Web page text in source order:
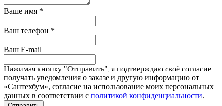
Ваше имя *
Ваш телефон *
Ваш E-mail
Нажимая кнопку "Отправить", я подтверждаю своё согласие
получать уведомления о заказе и другую информацию от
«Сантехбум», согласие на использование моих персональных
данных в соответствии с политикой конфиденциальности.